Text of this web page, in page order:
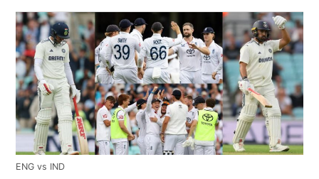
ENG vs IND